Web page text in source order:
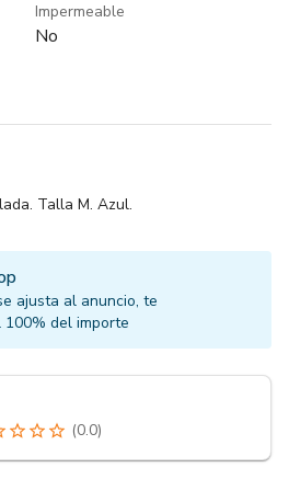
Impermeable
No
Talla M. Azul.
ajusta al anuncio, te
del importe
(0.0)